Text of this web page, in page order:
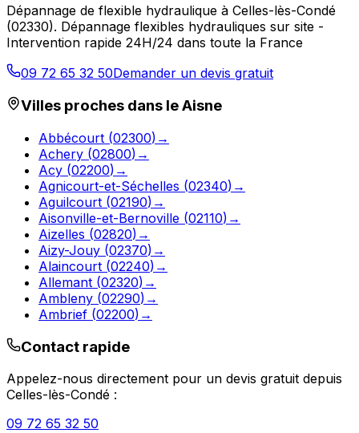
Dépannage de flexible hydraulique à Celles-lès-Condé
(02330). Dépannage flexibles hydrauliques sur site -
Intervention rapide 24H/24 dans toute la France
09 72 65 32 50Demander un devis gratuit
Villes proches dans leAisne
Abbécourt (02300) →
Achery (02800) →
Acy (02200) →
Agnicourt-et-Séchelles (02340) →
Aguilcourt (02190) →
Aisonville-et-Bernoville (02110) →
Aizelles (02820) →
Aizy-Jouy (02370) →
Alaincourt (02240) →
Allemant (02320) →
Ambleny (02290) →
Ambrief (02200) →
Contact rapide
Appelez-nous directement pour un devis gratuit depuis
Celles-lès-Condé :
09 72 65 32 50